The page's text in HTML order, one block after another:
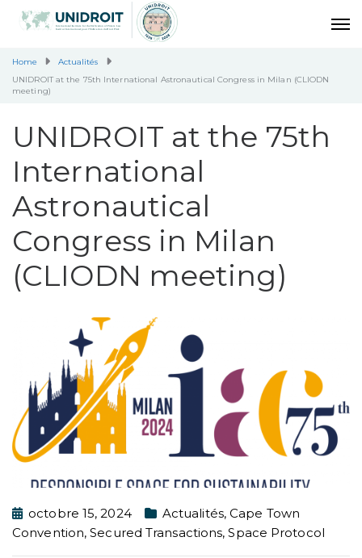
Home
Actualités
UNIDROIT at the 75th International Astronautical Congress in Milan (CLIODN
meeting)
UNIDROIT at the 75th
International
Astronautical
Congress in Milan
(CLIODN meeting)
octobre 15, 2024 Actualités,Cape Town
Convention,Secured Transactions,Space Protocol